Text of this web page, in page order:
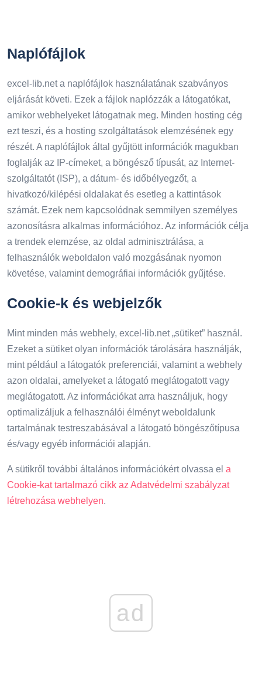
Naplófájlok
excel-lib.net a naplófájlok használatának szabványos
eljárását követi. Ezek a fájlok naplózzák a látogatókat,
amikor webhelyeket látogatnak meg. Minden hosting cég
ezt teszi, és a hosting szolgáltatások elemzésének egy
részét. A naplófájlok által gyűjtött információk magukban
foglalják az IP-címeket, a böngésző típusát, az Internet-
szolgáltatót (ISP), a dátum- és időbélyegzőt, a
hivatkozó/kilépési oldalakat és esetleg a kattintások
számát. Ezek nem kapcsolódnak semmilyen személyes
azonosításra alkalmas információhoz. Az információk célja
a trendek elemzése, az oldal adminisztrálása, a
felhasználók weboldalon való mozgásának nyomon
követése, valamint demográfiai információk gyűjtése.
Cookie-k és webjelzők
Mint minden más webhely, excel-lib.net „sütiket” használ.
Ezeket a sütiket olyan információk tárolására használják,
mint például a látogatók preferenciái, valamint a webhely
azon oldalai, amelyeket a látogató meglátogatott vagy
meglátogatott. Az információkat arra használjuk, hogy
optimalizáljuk a felhasználói élményt weboldalunk
tartalmának testreszabásával a látogató böngészőtípusa
és/vagy egyéb információi alapján.
A sütikről további általános információkért olvassa el a
Cookie-kat tartalmazó cikk az Adatvédelmi szabályzat
létrehozása webhelyen.
ad